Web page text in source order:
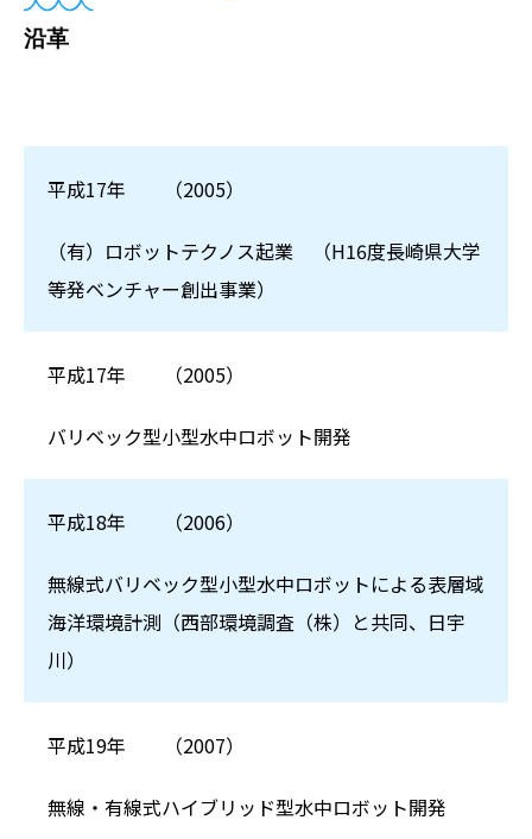
沿革
平成17年 （2005）
（有）ロボットテクノス起業 （H16度長崎県大学
等発ベンチャー創出事業）
平成17年 （2005）
バリベック型小型水中ロボット開発
平成18年 （2006）
無線式バリベック型小型水中ロボットによる表層域
海洋環境計測（西部環境調査（株）と共同、日宇
川）
平成19年 （2007）
無線・有線式ハイブリッド型水中ロボット開発